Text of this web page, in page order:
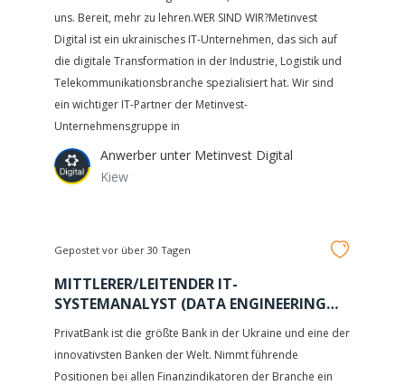
uns. Bereit, mehr zu lehren.WER SIND WIR?Metinvest
Digital ist ein ukrainisches IT-Unternehmen, das sich auf
die digitale Transformation in der Industrie, Logistik und
Telekommunikationsbranche spezialisiert hat. Wir sind
ein wichtiger IT-Partner der Metinvest-
Unternehmensgruppe in
Anwerber unter Metinvest Digital
Kiew
Gepostet vor über 30 Tagen
MITTLERER/LEITENDER IT-
SYSTEMANALYST (DATA ENGINEERING
UND MLOPS)
PrivatBank ist die größte Bank in der Ukraine und eine der
innovativsten Banken der Welt. Nimmt führende
Positionen bei allen Finanzindikatoren der Branche ein